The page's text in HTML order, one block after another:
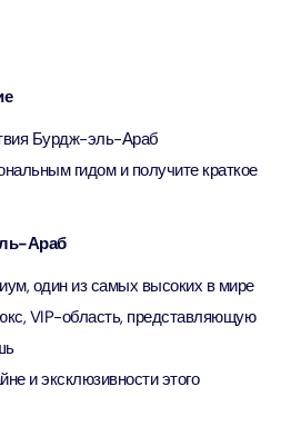
Бурдж-эль-Араб
гидом и получите краткое
Араб
один из самых высоких в мире
VIP-область, представляющую
и эксклюзивности этого